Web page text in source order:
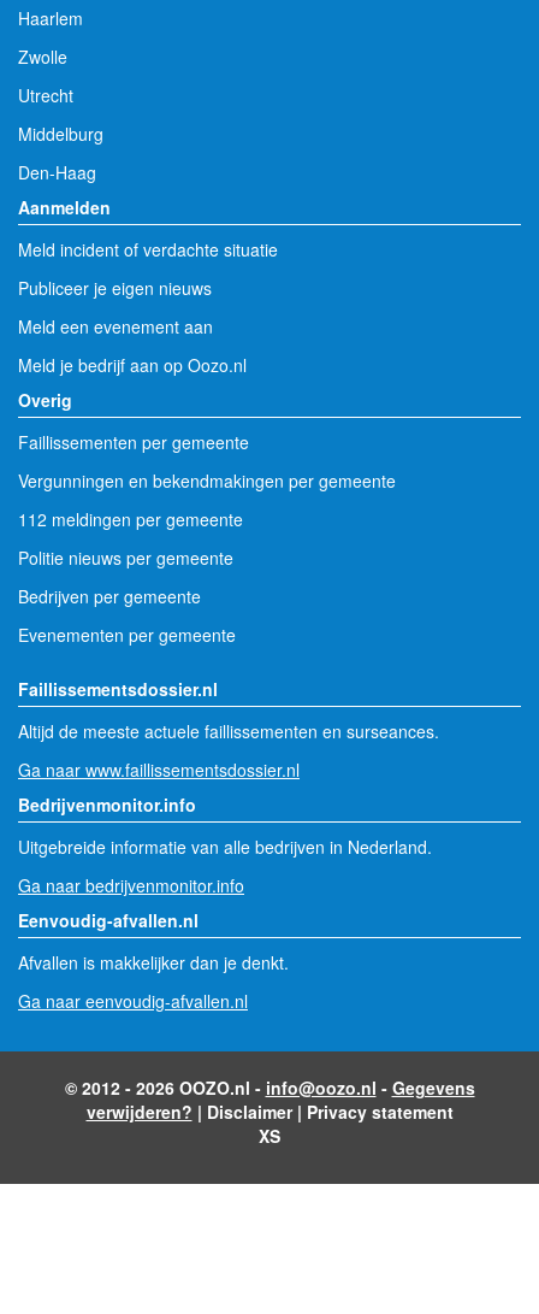
Haarlem
Zwolle
Utrecht
Middelburg
Den-Haag
Aanmelden
Meld incident of verdachte situatie
Publiceer je eigen nieuws
Meld een evenement aan
Meld je bedrijf aan op Oozo.nl
Overig
Faillissementen per gemeente
Vergunningen en bekendmakingen per gemeente
112 meldingen per gemeente
Politie nieuws per gemeente
Bedrijven per gemeente
Evenementen per gemeente
Faillissementsdossier.nl
Altijd de meeste actuele faillissementen en surseances.
Ga naar www.faillissementsdossier.nl
Bedrijvenmonitor.info
Uitgebreide informatie van alle bedrijven in Nederland.
Ga naar bedrijvenmonitor.info
Eenvoudig-afvallen.nl
Afvallen is makkelijker dan je denkt.
Ga naar eenvoudig-afvallen.nl
© 2012 - 2026 OOZO.nl - info@oozo.nl - Gegevens
verwijderen? | Disclaimer| Privacy statement
XS